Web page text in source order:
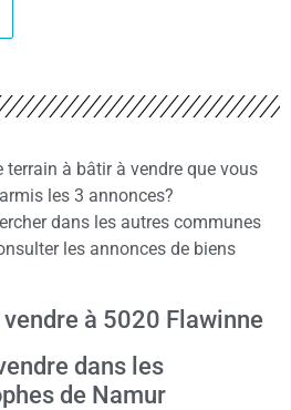
terrain à bâtir à vendre que vous
les 3 annonces?
dans les autres communes
les annonces de biens
à 5020 Flawinne
dans les
de Namur